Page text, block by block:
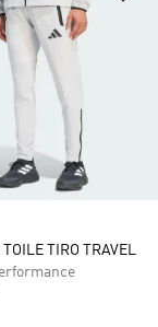
TOILE TIRO TRAVEL